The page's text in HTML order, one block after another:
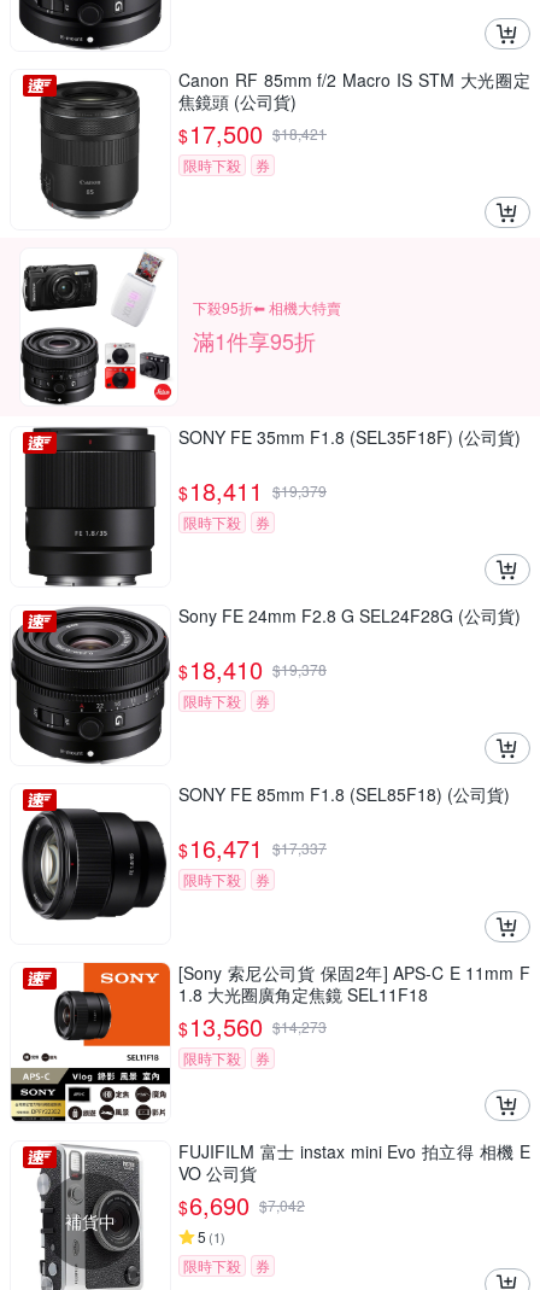
Canon RF 85mm f/2 Macro IS STM 大光圈定
焦鏡頭 (公司貨)
$17,500 $18,421
限時下殺
券
下殺95折⬅︎ 相機大特賣
滿1件享95折
SONY FE 35mm F1.8 (SEL35F18F) (公司貨)
$18,411 $19,379
限時下殺
券
Sony FE 24mm F2.8 G SEL24F28G (公司貨)
$18,410 $19,378
限時下殺
券
SONY FE 85mm F1.8 (SEL85F18) (公司貨)
$16,471 $17,337
限時下殺
券
[Sony 索尼公司貨 保固2年] APS-C E 11mm F
1.8 大光圈廣角定焦鏡 SEL11F18
$13,560 $14,273
限時下殺
券
補貨中
FUJIFILM 富士 instax mini Evo 拍立得 相機 E
VO 公司貨
$6,690 $7,042
5 (1)
限時下殺 券